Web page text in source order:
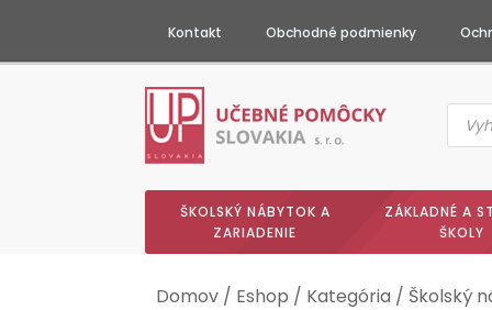
Kontakt Obchodné podmienky
search
ŠKOLSKÝ NÁBYTOK A
ZARIADENIE
ZÁKLADNÉ A
ŠKOLY
Domov / Eshop / Kategória / Školský